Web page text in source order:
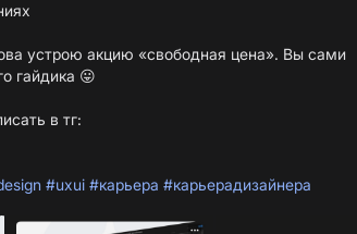
устрою акцию «свободная цена». Вы сами
гайдика 😛
в тг:
#uxui #карьера #карьерадизайнера